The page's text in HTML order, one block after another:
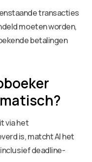
transacties
moeten worden,
betalingen
via het
is, matcht AI het
deadline-